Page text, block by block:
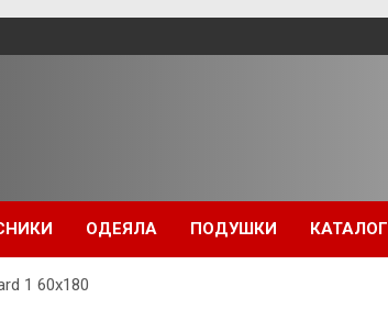
ОДЕЯЛА ПОДУШКИ КАТАЛОГ
1 60х180